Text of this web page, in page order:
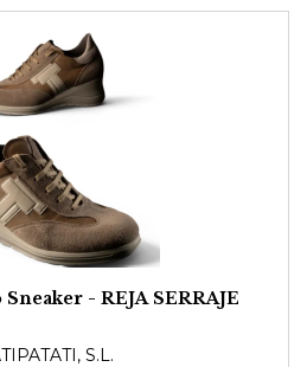
- REJA SERRAJE
S.L.